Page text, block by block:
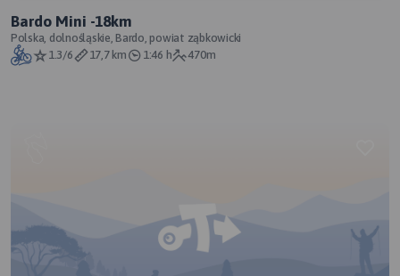
Bardo Mini -18km
Polska, dolnośląskie, Bardo, powiat ząbkowicki
1.3/6
17,7 km 1:46 h 470m